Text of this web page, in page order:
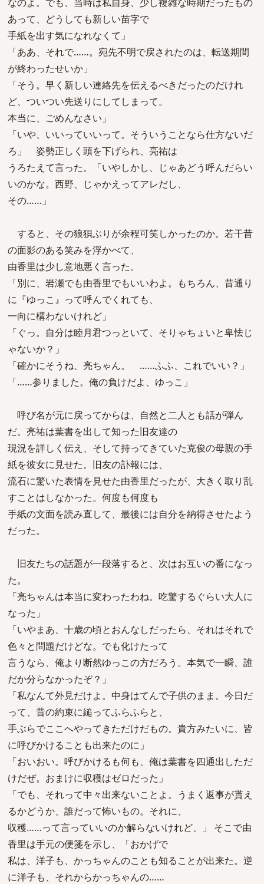
あって、どうしても新しい苗字で
手紙を出す気になれなくて」
「ああ、それで……。宛先不明で戻されたのは、転送期間
が終わったせいか」
「そう。早く新しい連絡先を伝えるべきだったのだけれ
ど、ついつい先送りにしてしまって。
本当に、ごめんなさい」
「いや、いいっていいって。そういうことなら仕方ないだ
ろ」 姿勢正しく頭を下げられ、亮祐は
うろたえて言った。「いやしかし、じゃあどう呼んだらい
いのかな。西野、じゃかえってアレだし、
その……」
すると、その狼狽ぶりが余程可笑しかったのか。若干昔
の面影のある笑みを浮かべて、
由香里は少し意地悪く言った。
「別に、岩瀬でも由香里でもいいわよ。もちろん、昔通り
に『ゆっこ』って呼んでくれても、
一向に構わないけれど」
「ぐっ。自分は睦月君つっといて、そりゃちょいと卑怯じ
ゃないか？」
「確かにそうね、亮ちゃん。 ……ふふ、これでいい？」
「……参りました。俺の負けだよ、ゆっこ」
呼び名が元に戻ってからは、自然と二人とも話が弾ん
だ。亮祐は葉書を出して知った旧友達の
現況を詳しく伝え、そして持ってきていた克俊の母親の手
紙を彼女に見せた。旧友の訃報には、
流石に驚いた表情を見せた由香里だったが、大きく取り乱
すことはしなかった。何度も何度も
手紙の文面を読み直して、最後には自分を納得させたよう
だった。
旧友たちの話題が一段落すると、次はお互いの番になっ
た。
「亮ちゃんは本当に変わったわね。吃驚するぐらい大人に
なった」
「いやまあ、十歳の頃とおんなしだったら、それはそれで
色々と問題だけどな。でも化けたって
言うなら、俺より断然ゆっこの方だろう。本気で一瞬、誰
だか分らなかったぞ？」
「私なんて外見だけよ。中身はてんで子供のまま。今日だ
って、昔の約束に縋ってふらふらと、
手ぶらでここへやってきただけだもの。貴方みたいに、皆
に呼びかけることも出来たのに」
「おいおい。呼びかけるも何も、俺は葉書を四通出しただ
けだぜ。おまけに収穫はゼロだった」
「でも、それって中々出来ないことよ。うまく返事が貰え
るかどうか、誰だって怖いもの。それに、
収穫……って言っていいのか解らないけれど、」 そこで由
香里は手元の便箋を示し、「おかげで
私は、洋子も、かっちゃんのことも知ることが出来た。逆
に洋子も、それからかっちゃんの……